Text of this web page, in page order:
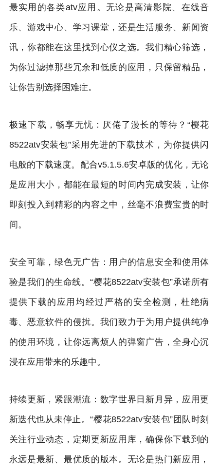
最实用的各类atv应用。无论是高清影院、在线音
乐、游戏中心、学习课堂，还是生活服务、新闻资
讯，你都能在这里找到心仪之选。我们精心筛选，
为你过滤掉那些冗余和低质的应用，只保留精品，
让你告别选择困难症。
极速下载，畅享无忧：厌倦了漫长的等待？“樱花
8522atv安装包”采用先进的下载技术，为你提供闪
电般的下载速度。配合v5.1.5.6安卓版的优化，无论
是应用大小，都能在最短的时间内完成安装，让你
即刻投入到精彩的内容之中，丝毫不浪费宝贵的时
间。
安全可靠，绿色无广告：用户的信息安全和使用体
验是我们的生命线。“樱花8522atv安装包”承诺所有
提供下载的应用均经过严格的安全检测，杜绝病
毒、恶意软件的侵扰。我们致力于为用户提供纯净
的使用环境，让你远离烦人的弹窗广告，全身心沉
浸在应用带来的乐趣中。
持续更新，紧跟潮流：数字世界日新月异，应用更
新迭代也从未停止。“樱花8522atv安装包”团队时刻
关注行业动态，定期更新应用库，确保你下载到的
永远是最新、最优质的版本。无论是热门新应用，